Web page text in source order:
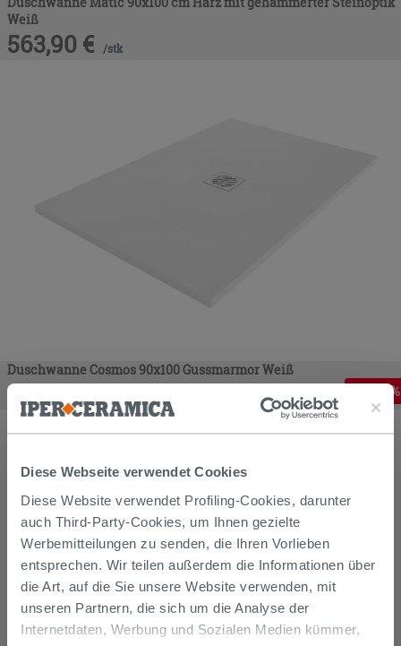
Diese Webseite verwendet Cookies
Diese Website verwendet Profiling-Cookies, darunter
auch Third-Party-Cookies, um Ihnen gezielte
Werbemitteilungen zu senden, die Ihren Vorlieben
entsprechen. Wir teilen außerdem die Informationen über
die Art, auf die Sie unsere Website verwenden, mit
unseren Partnern, die sich um die Analyse der
Internetdaten, Werbung und Sozialen Medien kümmer,
Weiß
563,90 € /stk
Duschwanne Cosmos 90x100 Gussmarmor Weiß
298,59€ 542,90 ,00%